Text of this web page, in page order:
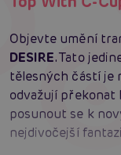
Objevte umění
DESIRE. Tato
tělesných částí je
odvažují překonat
posunout se k
nejdivočejší